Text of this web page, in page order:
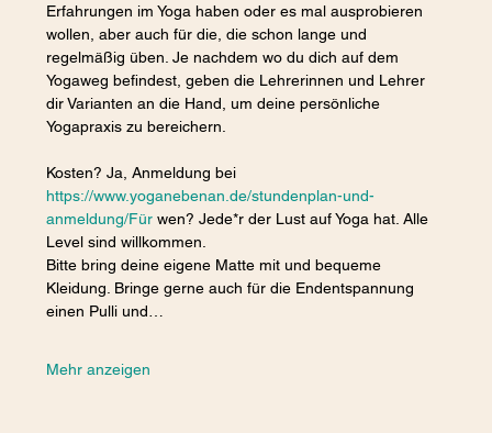
Erfahrungen im Yoga haben oder es mal ausprobieren
wollen, aber auch für die, die schon lange und
regelmäßig üben. Je nachdem wo du dich auf dem
Yogaweg befindest, geben die Lehrerinnen und Lehrer
dir Varianten an die Hand, um deine persönliche
Yogapraxis zu bereichern.
Kosten? Ja, Anmeldung bei
https://www.yoganebenan.de/stundenplan-und-
anmeldung/Für wen? Jede*r der Lust auf Yoga hat. Alle
Level sind willkommen.
Bitte bring deine eigene Matte mit und bequeme
Kleidung. Bringe gerne auch für die Endentspannung
einen Pulli und…
Mehr anzeigen